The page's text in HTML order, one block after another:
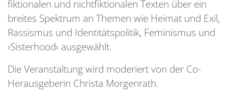
fiktionalen und nichtfiktionalen Texten über ein
breites Spektrum an Themen wie Heimat und Exil,
Rassismus und Identitätspolitik, Feminismus und
›Sisterhood‹ ausgewählt.
Die Veranstaltung wird moderiert von der Co-
Herausgeberin Christa Morgenrath.